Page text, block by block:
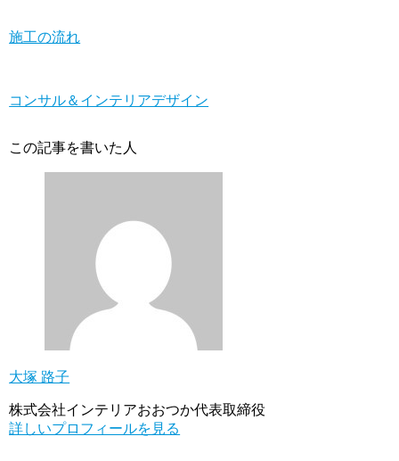
施工の流れ
コンサル＆インテリアデザイン
この記事を書いた人
大塚 路子
株式会社インテリアおおつか代表取締役
詳しいプロフィールを見る